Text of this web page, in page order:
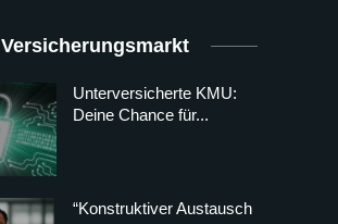
Versicherungsmarkt
Unterversicherte KMU:
Deine Chance für...
“Konstruktiver Austausch